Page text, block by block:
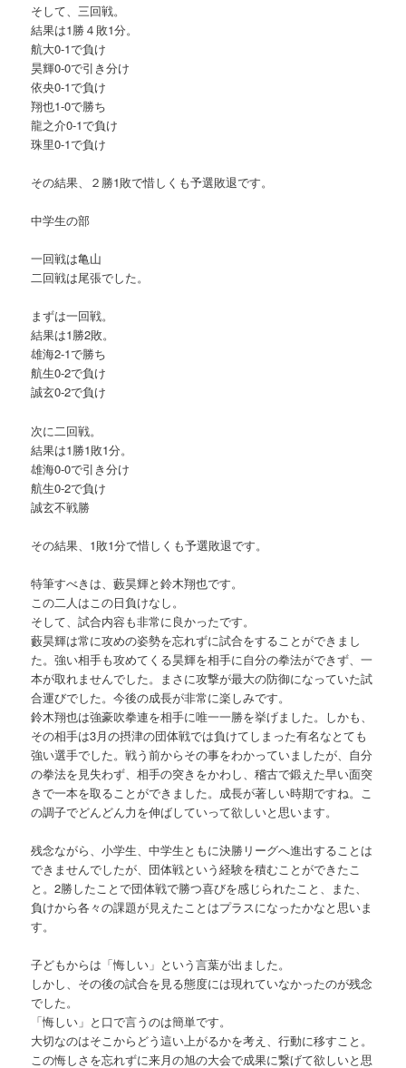
そして、三回戦。
結果は1勝４敗1分。
航大0-1で負け
昊輝0-0で引き分け
依央0-1で負け
翔也1-0で勝ち
龍之介0-1で負け
珠里0-1で負け
その結果、２勝1敗で惜しくも予選敗退です。
中学生の部
一回戦は亀山
二回戦は尾張でした。
まずは一回戦。
結果は1勝2敗。
雄海2-1で勝ち
航生0-2で負け
誠玄0-2で負け
次に二回戦。
結果は1勝1敗1分。
雄海0-0で引き分け
航生0-2で負け
誠玄不戦勝
その結果、1敗1分で惜しくも予選敗退です。
特筆すべきは、藪昊輝と鈴木翔也です。
この二人はこの日負けなし。
そして、試合内容も非常に良かったです。
藪昊輝は常に攻めの姿勢を忘れずに試合をすることができまし
た。強い相手も攻めてくる昊輝を相手に自分の拳法ができず、一
本が取れませんでした。まさに攻撃が最大の防御になっていた試
合運びでした。今後の成長が非常に楽しみです。
鈴木翔也は強豪吹拳連を相手に唯一一勝を挙げました。しかも、
その相手は3月の摂津の団体戦では負けてしまった有名なとても
強い選手でした。戦う前からその事をわかっていましたが、自分
の拳法を見失わず、相手の突きをかわし、稽古で鍛えた早い面突
きで一本を取ることができました。成長が著しい時期ですね。こ
の調子でどんどん力を伸ばしていって欲しいと思います。
残念ながら、小学生、中学生ともに決勝リーグへ進出することは
できませんでしたが、団体戦という経験を積むことができたこ
と。2勝したことで団体戦で勝つ喜びを感じられたこと、また、
負けから各々の課題が見えたことはプラスになったかなと思いま
す。
子どもからは「悔しい」という言葉が出ました。
しかし、その後の試合を見る態度には現れていなかったのが残念
でした。
「悔しい」と口で言うのは簡単です。
大切なのはそこからどう這い上がるかを考え、行動に移すこと。
この悔しさを忘れずに来月の旭の大会で成果に繋げて欲しいと思